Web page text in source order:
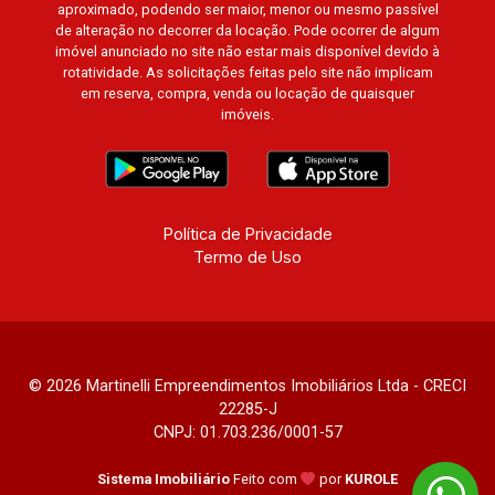
Cidade de Zurique, L`Essence, Magna Vista,
British Columbia, Dijon, Jardim de Luxemburgo,
Exklusiv Golf, Exklusiv Essenz, Mirante
CondoClub, Hydeperk, Urban, Stuttgart, Mondrian,
Bahamas, Monte Sinai, Pennsylvania, Villa
Gogh, Cenário, Parc Sul, Alleanza D`Oro, Rodin,
Quintessence, Liber Condomínio Resort, Asas do
Sul, Tapuias Residencial, Manhattan, Lumiere,
Étienne, Monet, Rembrandt, Montreux, Genève,
Quebec, Blue Note, Noruega, Normandie, Jataí,
Via Frattina e Triomphe. Avenida João Fiúsa, 1051
aproximado, podendo ser maior, menor ou mesmo passível
de alteração no decorrer da locação. Pode ocorrer de algum
imóvel anunciado no site não estar mais disponível devido à
rotatividade. As solicitações feitas pelo site não implicam
em reserva, compra, venda ou locação de quaisquer
imóveis.
Política de Privacidade
Termo de Uso
© 2026 Martinelli Empreendimentos Imobiliários Ltda - CRECI
22285-J
CNPJ: 01.703.236/0001-57
Sistema Imobiliário Feito com por KUROLE